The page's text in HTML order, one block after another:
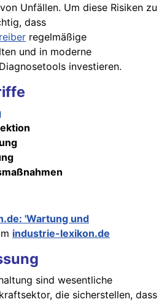
Unfällen. Um diese Risiken zu
dass
regelmäßige
und in moderne
investieren.
'Wartung und
industrie-lexikon.de
sind wesentliche
die sicherstellen, dass